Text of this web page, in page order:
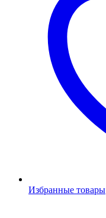
Избранные товары